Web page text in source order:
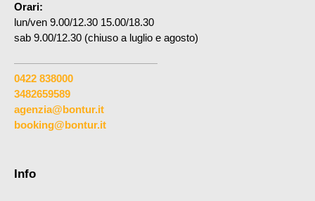
Orari:
lun/ven 9.00/12.30 15.00/18.30
sab 9.00/12.30 (chiuso a luglio e agosto)
0422 838000
3482659589
agenzia@bontur.it
booking@bontur.it
Info